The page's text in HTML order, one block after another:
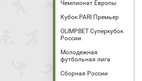
Чемпионат Европы
Кубок PARI Премьер
OLIMPBET Суперкубок
России
Молодежная
футбольная лига
Сборная России